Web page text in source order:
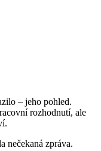
– jeho pohled.
rozhodnutí, ale
nečekaná zpráva.